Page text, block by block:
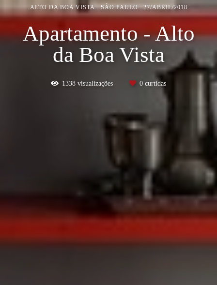
ALTO DA BOA VISTA - SÃO PAULO
27/ABRIL/2018
Apartamento - Alto
da Boa Vista
1338 visualizações 0 curtidas